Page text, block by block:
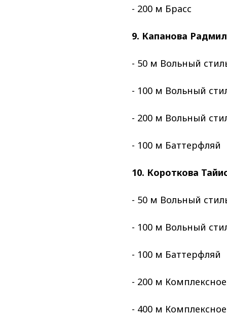
- 200 м Брасс
9. Капанова
- 50 м Вольный
- 100 м Вольный
- 200 м Вольный
- 100 м Баттерфляй
10. Короткова
- 50 м Вольный
- 100 м Вольный
- 100 м Баттерфляй
- 200 м
- 400 м